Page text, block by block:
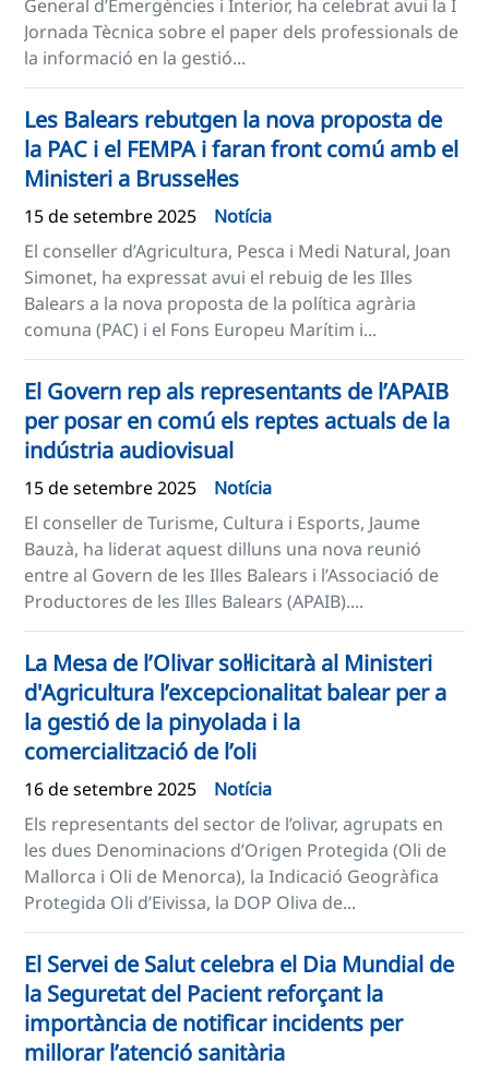
General d’Emergències i Interior, ha celebrat avui la I
Jornada Tècnica sobre el paper dels professionals de
la informació en la gestió...
Les Balears rebutgen la nova proposta de
la PAC i el FEMPA i faran front comú amb el
Ministeri a Brussel·les
15 de setembre 2025
Notícia
El conseller d’Agricultura, Pesca i Medi Natural, Joan
Simonet, ha expressat avui el rebuig de les Illes
Balears a la nova proposta de la política agrària
comuna (PAC) i el Fons Europeu Marítim i...
El Govern rep als representants de l’APAIB
per posar en comú els reptes actuals de la
indústria audiovisual
15 de setembre 2025
Notícia
El conseller de Turisme, Cultura i Esports, Jaume
Bauzà, ha liderat aquest dilluns una nova reunió
entre al Govern de les Illes Balears i l’Associació de
Productores de les Illes Balears (APAIB)....
La Mesa de l’Olivar sol·licitarà al Ministeri
d'Agricultura l’excepcionalitat balear per a
la gestió de la pinyolada i la
comercialització de l’oli
16 de setembre 2025
Notícia
Els representants del sector de l’olivar, agrupats en
les dues Denominacions d’Origen Protegida (Oli de
Mallorca i Oli de Menorca), la Indicació Geogràfica
Protegida Oli d’Eivissa, la DOP Oliva de...
El Servei de Salut celebra el Dia Mundial de
la Seguretat del Pacient reforçant la
importància de notificar incidents per
millorar l’atenció sanitària